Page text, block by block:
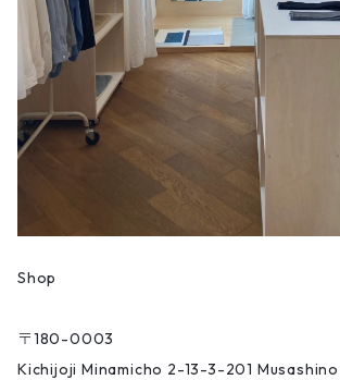
Shop
〒180-0003
Kichijoji Minamicho 2-13-3-201